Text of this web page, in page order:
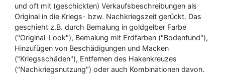
und oft mit (geschickten) Verkaufsbeschreibungen als
Original in die Kriegs- bzw. Nachkriegszeit gerückt. Das
geschieht z.B. durch Bemalung in goldgelber Farbe
("Original-Look"), Bemalung mit Erdfarben ("Bodenfund"),
Hinzufügen von Beschädigungen und Macken
("Kriegsschäden"), Entfernen des Hakenkreuzes
("Nachkriegsnutzung") oder auch Kombinationen davon.